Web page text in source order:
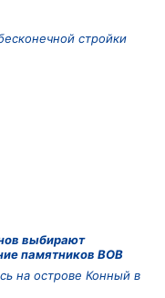
стройки
выбирают
памятников ВОВ
на острове Конный в